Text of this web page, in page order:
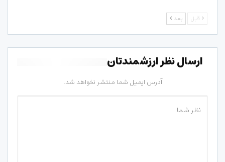
قبل بعد
ارسال نظر ارزشمندتان
آدرس ایمیل شما منتشر نخواهد شد.